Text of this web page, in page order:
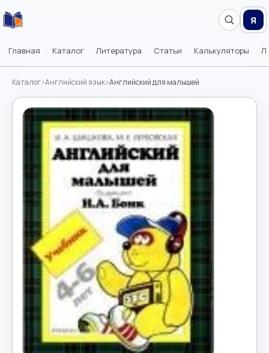
Главная Каталог Литература Статьи Калькуляторы
Я
Каталог›Английский язык›Английский для малышей